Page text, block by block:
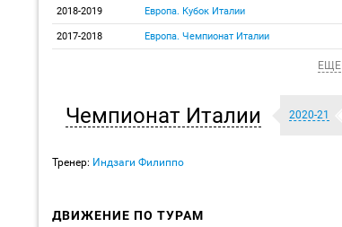
2018-2019 Европа. Кубок Италии
2017-2018 Европа. Чемпионат Италии
ЕЩЕ
Чемпионат Италии 2020-21
Тренер: Индзаги Филиппо
ДВИЖЕНИЕ ПО ТУРАМ